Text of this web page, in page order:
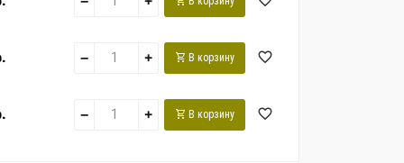
− + В корзину
− + В корзину